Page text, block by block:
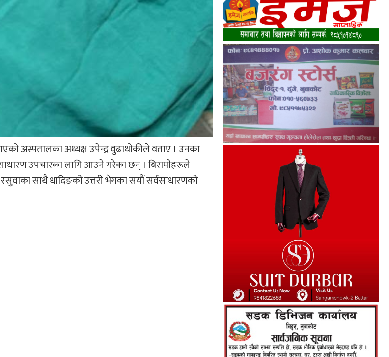
अस्पतालका अध्यक्ष उपेन्द्र वुढाथोकीले वताए । उनका
उपचारका लागि आउने गरेका छन् । बिरामीहरूले
साथै धादिङको उत्तरी भेगका सयौं सर्वसाधारणको